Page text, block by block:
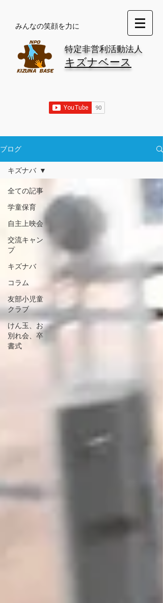
​みんなの笑顔を力に
特定非営利活動法人
キズナベース
ブログ
全ての記事
学童保育
自主上映会
交流キャン
プ
キズナバ
コラム
友部小児童
クラブ
けん玉、お
別れ会、卒
書式
キズナバ